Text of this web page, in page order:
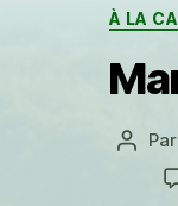
À LA
l’article
Par